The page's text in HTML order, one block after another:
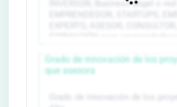
Grado de innovación de los
que asesora